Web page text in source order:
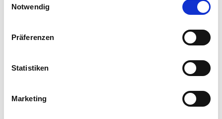
Notwendig
Präferenzen
Statistiken
Marketing